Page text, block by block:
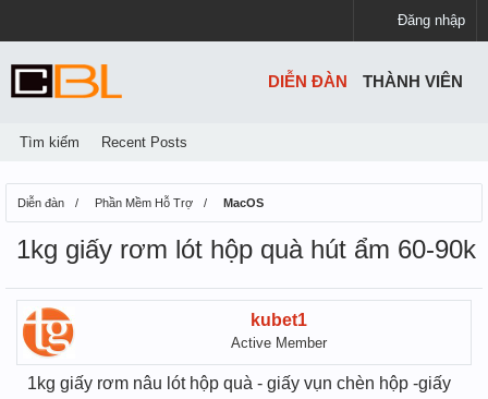
Đăng nhập
Diễn đàn Phần Mềm Hỗ Trợ MacOS
1kg giấy rơm lót hộp quà hút ẩm 60-90k
kubet1
Active Member
1kg giấy rơm nâu lót hộp quà - giấy vụn chèn hộp -giấy
DIỄN ĐÀN
Tìm kiếm Recent Posts
THÀNH VIÊN